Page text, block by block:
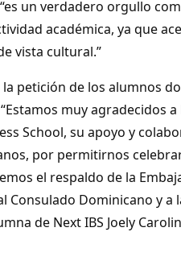
un verdadero orgullo
académica, ya que
vista cultural.”
la petición de los alumnos
muy agradecidos
School, su apoyo y
por permitirnos
el respaldo de la
Consulado Dominicano y a
de Next IBS Joely